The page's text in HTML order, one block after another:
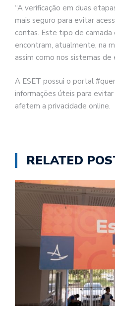
“A verificação em duas
mais seguro para evitar
contas. Este tipo de camada
encontram, atualmente, na
assim como nos sistemas de
A ESET possui o portal
informações úteis para
afetem a privacidade online.
RELATED